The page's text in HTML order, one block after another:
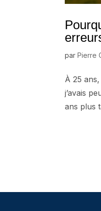
par Pierre
À 25
j’avais
ans plus